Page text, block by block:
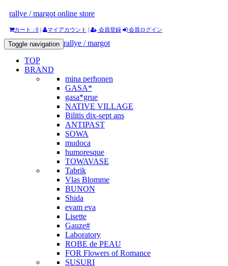
rallye / margot online store
カート : 0 | マイアカウント | 会員登録 会員ログイン
rallye / margot
Toggle navigation
TOP
BRAND
mina perhonen
GASA*
gasa*grue
NATIVE VILLAGE
Bilitis dix-sept ans
ANTIPAST
SOWA
mudoca
humoresque
TOWAVASE
Tabrik
Vlas Blomme
BUNON
Shida
evam eva
Lisette
Gauze#
Laboratory
ROBE de PEAU
FOR Flowers of Romance
SUSURI